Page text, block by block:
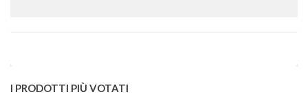
I PRODOTTI PIÙ VOTATI